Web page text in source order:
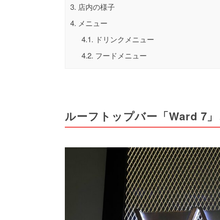
3. 店内の様子
4. メニュー
4.1. ドリンクメニュー
4.2. フードメニュー
ルーフトップバー「Ward 7